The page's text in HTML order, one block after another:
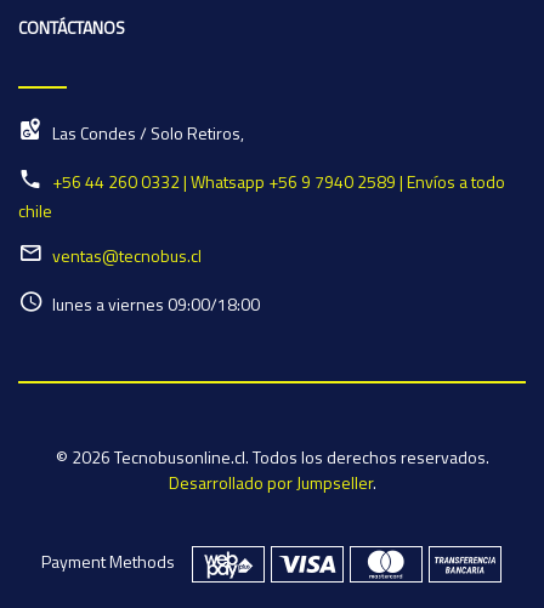
CONTÁCTANOS
Las Condes / Solo Retiros,
+56 44 260 0332 | Whatsapp +56 9 7940 2589 | Envíos a todo
chile
ventas@tecnobus.cl
lunes a viernes 09:00/18:00
© 2026 Tecnobusonline.cl. Todos los derechos reservados.
Desarrollado por Jumpseller.
Payment Methods